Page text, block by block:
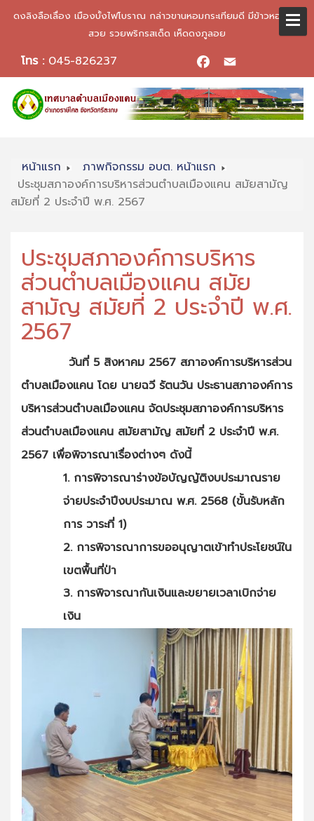
ดงลิงลือเลื่อง เมืองบั้งไฟโบราณ กล่าวขานหอมกระเทียมดี มีข้าวหอมมะลิ
สวย รวยพริกรสเด็ด เห็ดดงภูลอย
โทร : 045-826237
Facebook
Email
หน้าแรก
ภาพกิจกรรม อบต. หน้าแรก
ประชุมสภาองค์การบริหารส่วนตำบลเมืองแคน สมัยสามัญ
สมัยที่ 2 ประจำปี พ.ศ. 2567
ประชุมสภาองค์การบริหาร
ส่วนตำบลเมืองแคน สมัย
สามัญ สมัยที่ 2 ประจำปี พ.ศ.
2567
วันที่ 5 สิงหาคม 2567 สภาองค์การบริหารส่วน
ตำบลเมืองแคน โดย นายฉวี รัตนวัน ประธานสภาองค์การ
บริหารส่วนตำบลเมืองแคน จัดประชุมสภาองค์การบริหาร
ส่วนตำบลเมืองแคน สมัยสามัญ สมัยที่ 2 ประจำปี พ.ศ.
2567 เพื่อพิจารณาเรื่องต่างๆ ดังนี้
1. การพิจารณาร่างข้อบัญญัติงบประมาณราย
จ่ายประจำปีงบประมาณ พ.ศ. 2568 (ขั้นรับหลัก
การ วาระที่ 1)
2. การพิจารณาการขออนุญาตเข้าทำประโยชน์ใน
เขตพื้นที่ป่า
3. การพิจารณากันเงินและขยายเวลาเบิกจ่าย
เงิน